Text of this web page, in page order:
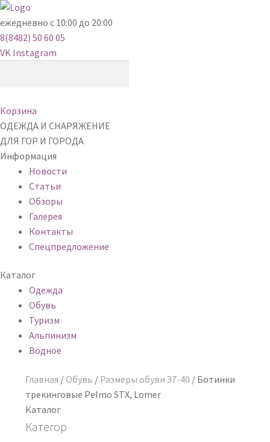
ежедневно с 10:00 до 20:00
8(8482) 50 60 05
VK Instagram
Корзина
ОДЕЖДА И СНАРЯЖЕНИЕ
ДЛЯ ГОР И ГОРОДА
Информация
Новости
Статьи
Обзоры
Галерея
Контакты
Спецпредложение
Каталог
Одежда
Обувь
Туризм
Альпинизм
Водное
Главная / Обувь / Размеры обуви 37-40 / Ботинки
трекинговые Pelmo STX, Lomer
Каталог
Категор